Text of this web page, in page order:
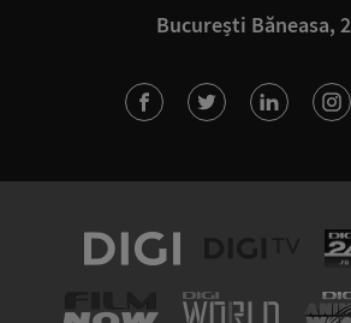
București Băneasa,